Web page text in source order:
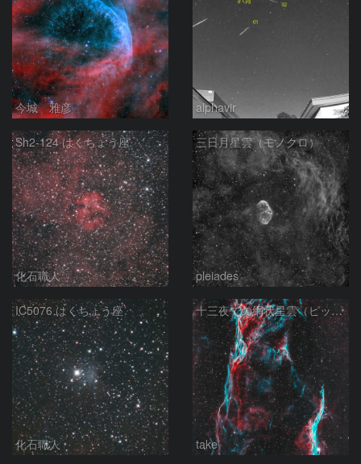
今城 雅彦 alphavir
Sh2-124 はくちょう座
化石職人
三日月星雲（モノクロ）
pleiades
IC5076 はくちょう座
化石職人
十三夜での網状星雲（ピッカリングの三角）
take